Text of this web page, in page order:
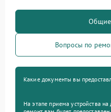
Общие
Вопросы по
Какие документы вы
На этапе приема устройства